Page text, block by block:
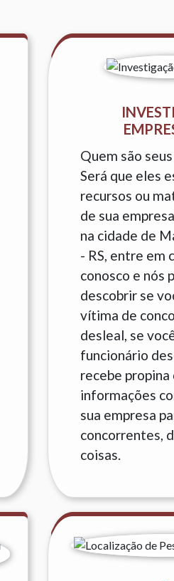
Quem são
Será que eles
recursos ou
de sua
na cidade de
- RS, entre em
conosco e nós
descobrir se
vítima de
desleal, se
funcionário
recebe propina
informações
sua empresa
concorrentes,
coisas.